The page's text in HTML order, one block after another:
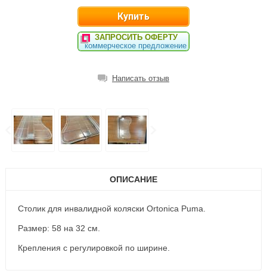
ЗАПРОСИТЬ ОФЕРТУ
коммерческое предложение
Написать отзыв
ОПИСАНИЕ
Столик для инвалидной коляски Ortonica Puma.
Размер: 58 на 32 см.
Крепления с регулировкой по ширине.